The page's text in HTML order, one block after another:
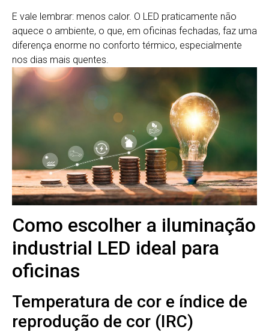
E vale lembrar: menos calor. O LED praticamente não
aquece o ambiente, o que, em oficinas fechadas, faz uma
diferença enorme no conforto térmico, especialmente
nos dias mais quentes.
Como escolher a iluminação
industrial LED ideal para
oficinas
Temperatura de cor e índice de
reprodução de cor (IRC)